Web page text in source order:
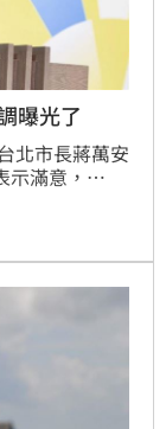
曝光了
北市長蔣萬安
滿意，
，台北市民
持蔣萬安繼續
市受訪者表示